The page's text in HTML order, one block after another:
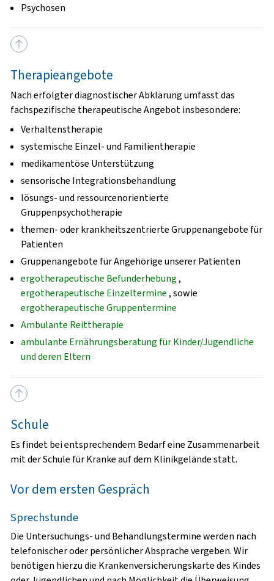
Psychosen
Therapieangebote
Nach erfolgter diagnostischer Abklärung umfasst das
fachspezifische therapeutische Angebot insbesondere:
Verhaltenstherapie
systemische Einzel- und Familientherapie
medikamentöse Unterstützung
sensorische Integrationsbehandlung
lösungs- und ressourcenorientierte
Gruppenpsychotherapie
themen- oder krankheitszentrierte Gruppenangebote für
Patienten
Gruppenangebote für Angehörige unserer Patienten
ergotherapeutische Befunderhebung,
ergotherapeutische Einzeltermine, sowie
ergotherapeutische Gruppentermine
Ambulante Reittherapie
ambulante Ernährungsberatung für Kinder/Jugendliche
und deren Eltern
Schule
Es findet bei entsprechendem Bedarf eine Zusammenarbeit
mit der Schule für Kranke auf dem Klinikgelände statt.
Vor dem ersten Gespräch
Sprechstunde
Die Untersuchungs- und Behandlungstermine werden nach
telefonischer oder persönlicher Absprache vergeben. Wir
benötigen hierzu die Krankenversicherungskarte des Kindes